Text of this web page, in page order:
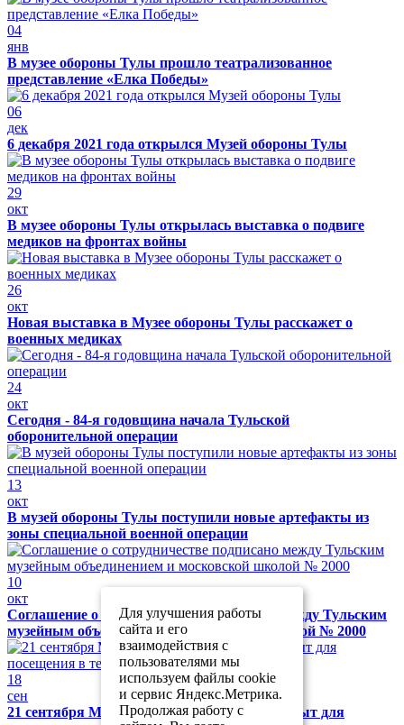
04
янв
В музее обороны Тулы прошло театрализованное
представление «Елка Победы»
06
дек
6 декабря 2021 года открылся Музей обороны Тулы
29
окт
В музее обороны Тулы открылась выставка о подвиге
медиков на фронтах войны
26
окт
Новая выставка в Музее обороны Тулы расскажет о
военных медиках
24
окт
Сегодня - 84-я годовщина начала Тульской
оборонительной операции
13
окт
В музей обороны Тулы поступили новые артефакты из
зоны специальной военной операции
10
окт
Соглашение о сотрудничестве подписано между Тульским
музейным объединением и московской школой № 2000
18
сен
21 сентября Музей обороны Тулы будет закрыт для
Для улучшения работы
сайта и его
взаимодействия с
пользователями мы
используем файлы cookie
и сервис Яндекс.Метрика.
Продолжая работу с